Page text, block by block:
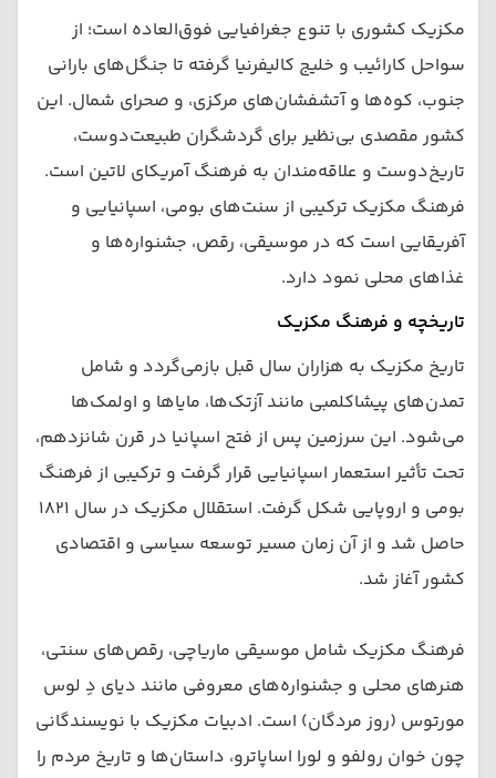
مکزیک کشوری با تنوع جغرافیایی فوق‌العاده است؛ از
سواحل کارائیب و خلیج کالیفرنیا گرفته تا جنگل‌های بارانی
جنوب، کوه‌ها و آتشفشان‌های مرکزی، و صحرای شمال. این
کشور مقصدی بی‌نظیر برای گردشگران طبیعت‌دوست،
تاریخ‌دوست و علاقه‌مندان به فرهنگ آمریکای لاتین است.
فرهنگ مکزیک ترکیبی از سنت‌های بومی، اسپانیایی و
آفریقایی است که در موسیقی، رقص، جشنواره‌ها و
غذاهای محلی نمود دارد.
تاریخچه و فرهنگ مکزیک
تاریخ مکزیک به هزاران سال قبل بازمی‌گردد و شامل
تمدن‌های پیشاکلمبی مانند آزتک‌ها، مایاها و اولمک‌ها
می‌شود. این سرزمین پس از فتح اسپانیا در قرن شانزدهم،
تحت تأثیر استعمار اسپانیایی قرار گرفت و ترکیبی از فرهنگ
بومی و اروپایی شکل گرفت. استقلال مکزیک در سال ۱۸۲۱
حاصل شد و از آن زمان مسیر توسعه سیاسی و اقتصادی
کشور آغاز شد.
فرهنگ مکزیک شامل موسیقی ماریاچی، رقص‌های سنتی،
هنرهای محلی و جشنواره‌های معروفی مانند دیای دِ لوس
مورتوس (روز مردگان) است. ادبیات مکزیک با نویسندگانی
چون خوان رولفو و لورا اساپاترو، داستان‌ها و تاریخ مردم را